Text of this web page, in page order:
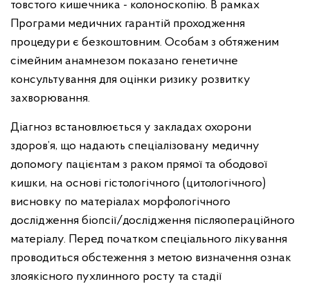
товстого кишечника - колоноскопію. В рамках
Програми медичних гарантій проходження
процедури є безкоштовним. Особам з обтяженим
сімейним анамнезом показано генетичне
консультування для оцінки ризику розвитку
захворювання.
Діагноз встановлюється у закладах охорони
здоров’я, що надають спеціалізовану медичну
допомогу пацієнтам з раком прямої та ободової
кишки, на основі гістологічного (цитологічного)
висновку по матеріалах морфологічного
дослідження біопсії/дослідження післяопераційного
матеріалу. Перед початком спеціального лікування
проводиться обстеження з метою визначення ознак
злоякісного пухлинного росту та стадії